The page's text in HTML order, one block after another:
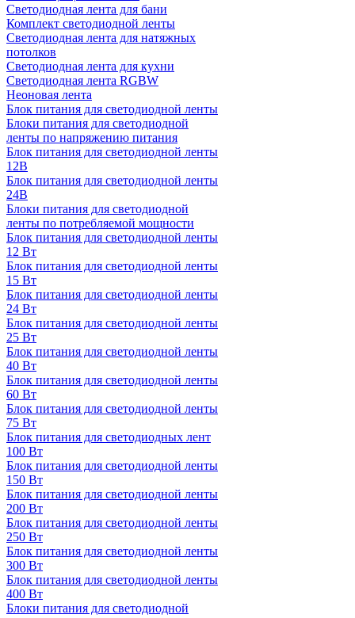
Светодиодная лента для бани
Комплект светодиодной ленты
Светодиодная лента для натяжных
потолков
Светодиодная лента для кухни
Светодиодная лента RGBW
Неоновая лента
Блок питания для светодиодной ленты
Блоки питания для светодиодной
ленты по напряжению питания
Блок питания для светодиодной ленты
12В
Блок питания для светодиодной ленты
24В
Блоки питания для светодиодной
ленты по потребляемой мощности
Блок питания для светодиодной ленты
12 Вт
Блок питания для светодиодной ленты
15 Вт
Блок питания для светодиодной ленты
24 Вт
Блок питания для светодиодной ленты
25 Вт
Блок питания для светодиодной ленты
40 Вт
Блок питания для светодиодной ленты
60 Вт
Блок питания для светодиодной ленты
75 Вт
Блок питания для светодиодных лент
100 Вт
Блок питания для светодиодной ленты
150 Вт
Блок питания для светодиодной ленты
200 Вт
Блок питания для светодиодной ленты
250 Вт
Блок питания для светодиодной ленты
300 Вт
Блок питания для светодиодной ленты
400 Вт
Блоки питания для светодиодной